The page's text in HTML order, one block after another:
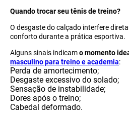
Quando trocar seu tênis de treino?
O desgaste do calçado interfere
conforto durante a prática esportiva.
Alguns sinais indicamo momento
masculino para treino e academia:
Perda de amortecimento;
Desgaste excessivo do solado;
Sensação de instabilidade;
Dores após o treino;
Cabedal deformado.